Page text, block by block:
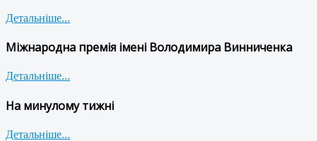
Детальніше...
Міжнародна премія імені Володимира Винниченка
Детальніше...
На минулому тижні
Детальніше...